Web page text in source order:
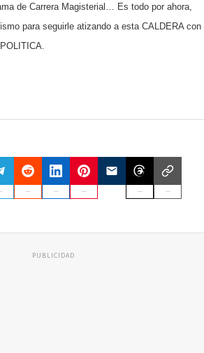
de Carrera Magisterial… Es todo por ahora,
para seguirle atizando a esta CALDERA con
PUBLICIDAD